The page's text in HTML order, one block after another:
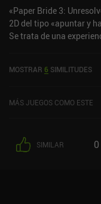
«Paper Bride 3:
2D del tipo «apuntar y
Se trata de una
actualmente con una
MOSTRAR 6 SIMILITUDES
MÁS JUEGOS COMO ESTE
SIMILAR 0